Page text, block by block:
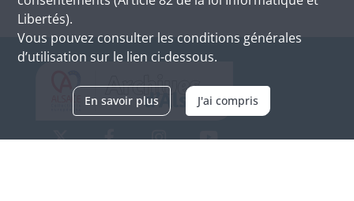
Libertés).
Vous pouvez consulter les conditions générales
d’utilisation sur le lien ci-dessous.
En savoir plus J'ai compris